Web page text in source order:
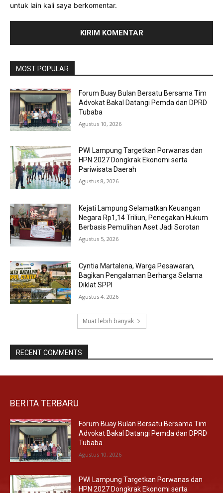
untuk lain kali saya berkomentar.
MOST POPULAR
Forum Buay Bulan Bersatu Bersama Tim
Advokat Bakal Datangi Pemda dan DPRD
Tubaba
Agustus 10, 2026
PWI Lampung Targetkan Porwanas dan
HPN 2027 Dongkrak Ekonomi serta
Pariwisata Daerah
Agustus 8, 2026
Kejati Lampung Selamatkan Keuangan
Negara Rp1,14 Triliun, Penegakan Hukum
Berbasis Pemulihan Aset Jadi Sorotan
Agustus 5, 2026
Cyntia Martalena, Warga Pesawaran,
Bagikan Pengalaman Berharga Selama
Diklat SPPI
Agustus 4, 2026
Muat lebih banyak
RECENT COMMENTS
BERITA TERBARU
Forum Buay Bulan Bersatu Bersama Tim
Advokat Bakal Datangi Pemda dan DPRD
Tubaba
Agustus 10, 2026
PWI Lampung Targetkan Porwanas dan
HPN 2027 Dongkrak Ekonomi serta